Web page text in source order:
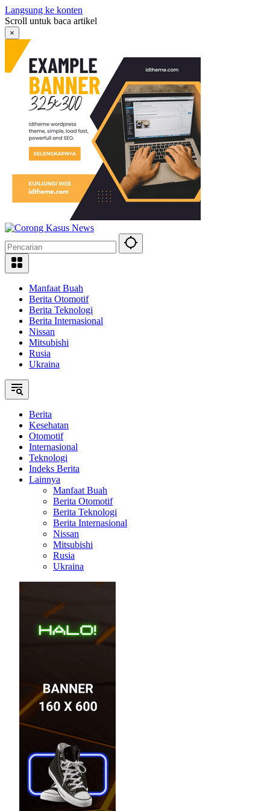
Langsung ke konten
Scroll untuk baca artikel
×
Manfaat Buah
Berita Otomotif
Berita Teknologi
Berita Internasional
Nissan
Mitsubishi
Rusia
Ukraina
Berita
Kesehatan
Otomotif
Internasional
Teknologi
Indeks Berita
Lainnya
Manfaat Buah
Berita Otomotif
Berita Teknologi
Berita Internasional
Nissan
Mitsubishi
Rusia
Ukraina